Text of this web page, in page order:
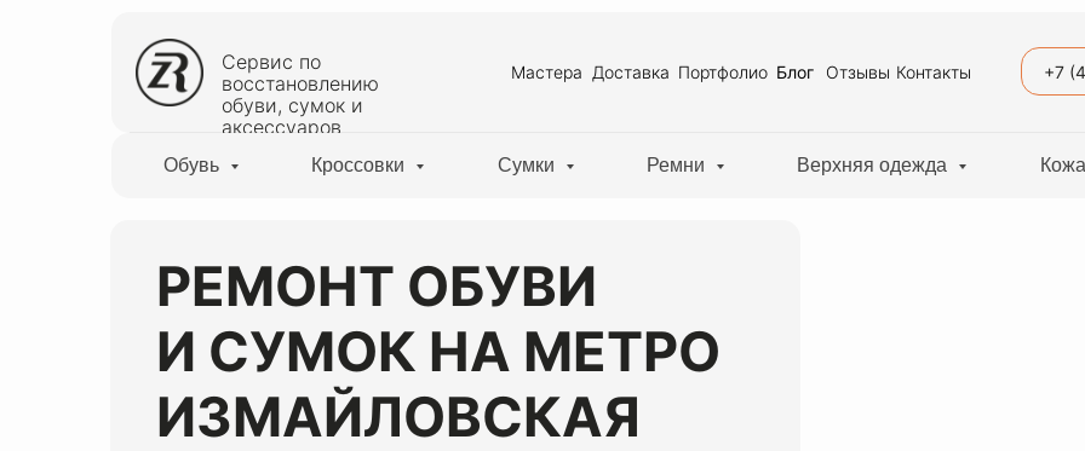
+7
Сервис по
восстановлению
обуви, сумок и
аксессуаров
Доставка
Мастера Отзывы
Блог
Портфолио Контакты
Обувь Кроссовки Сумки Ремни Верхняя одежда
РЕМОНТ ОБУВИ
И СУМОК НА МЕТРО
ИЗМАЙЛОВСКАЯ